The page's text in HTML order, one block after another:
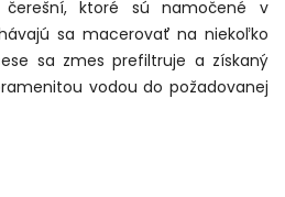
ktoré sú namočené v
sa macerovať na niekoľko
sa zmes prefiltruje a získaný
vodou do požadovanej